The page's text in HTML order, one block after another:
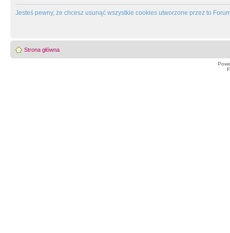
Jesteś pewny, że chcesz usunąć wszystkie cookies utworzone przez to
Strona główna